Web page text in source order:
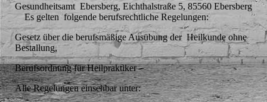
Gesundheitsamt Ebersberg, Eichthalstraße 5, 85560 Ebersberg
Es gelten folgende berufsrechtliche Regelungen:
Gesetz über die berufsmäßige Ausübung der Heilkunde ohne
Bestallung,
Berufsordnung für Heilpraktiker
Alle Regelungen einsehbar unter: